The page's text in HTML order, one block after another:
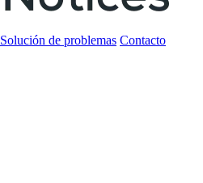
Solución de problemas Contacto